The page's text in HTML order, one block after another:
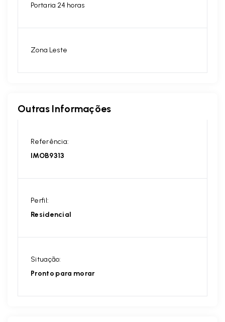
Portaria 24 horas
Zona Leste
Outras Informações
Referência:
IMOB9313
Perfil:
Residencial
Situação:
Pronto para morar